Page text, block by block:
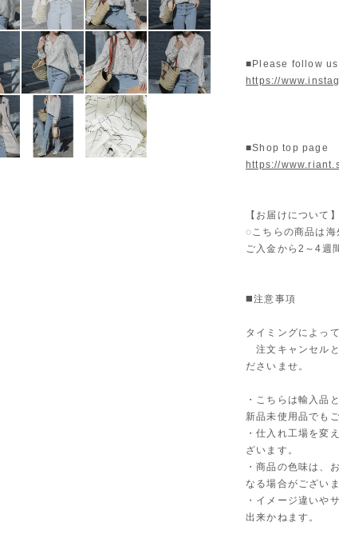
■Please follow
https://
■Shop top page
https://
【お届けについて】
◌こちらの商品は海
ご入金から2～4週
◼️注意事項
タイミングによっ
注文キャンセル
ださいませ。
・こちらは輸入品
新品未使用品でも
・仕入れ工場を変
ざいます。
・商品の色味は、
なる場合がございま
・イメージ違いや
出来かねます。